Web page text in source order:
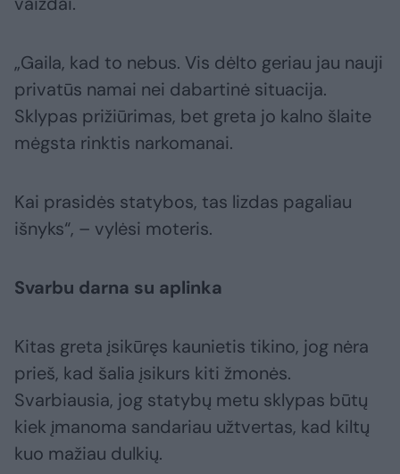
„Gaila, kad to nebus. Vis dėlto geriau jau nauji
privatūs namai nei dabartinė situacija.
Sklypas prižiūrimas, bet greta jo kalno šlaite
mėgsta rinktis narkomanai.
Kai prasidės statybos, tas lizdas pagaliau
išnyks“, – vylėsi moteris.
Svarbu darna su aplinka
Kitas greta įsikūręs kaunietis tikino, jog nėra
prieš, kad šalia įsikurs kiti žmonės.
Svarbiausia, jog statybų metu sklypas būtų
kiek įmanoma sandariau užtvertas, kad kiltų
kuo mažiau dulkių.